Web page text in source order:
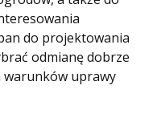
do projektowania
odmianę dobrze
warunków uprawy